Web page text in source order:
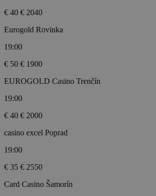
€ 40 € 2040
Eurogold Rovinka
19:00
€ 50 € 1900
EUROGOLD Casino Trenčín
19:00
€ 40 € 2000
casino excel Poprad
19:00
€ 35 € 2550
Card Casino Šamorín